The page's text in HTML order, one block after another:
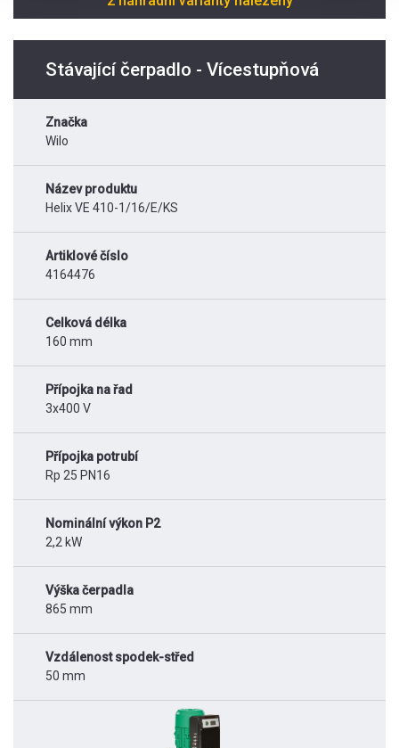
Stávající čerpadlo - Vícestupňová
Značka
Wilo
Název produktu
Helix VE 410-1/16/E/KS
Artiklové číslo
4164476
Celková délka
160 mm
Přípojka na řad
3x400 V
Přípojka potrubí
Rp 25 PN16
Nominální výkon P2
2,2 kW
Výška čerpadla
865 mm
Vzdálenost spodek-střed
50 mm